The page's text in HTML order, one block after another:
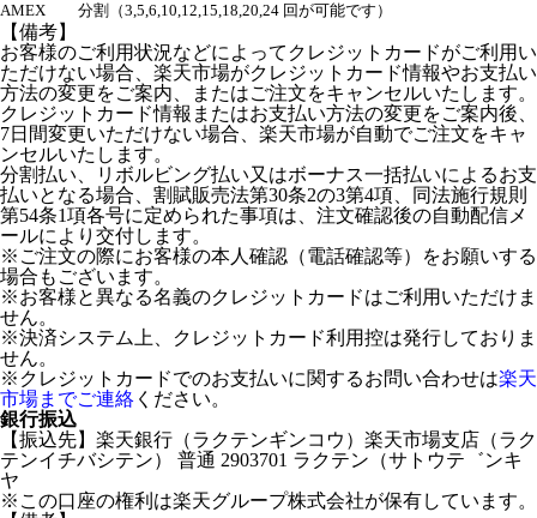
AMEX
分割（3,5,6,10,12,15,18,20,24 回が可能です）
【備考】
お客様のご利用状況などによってクレジットカードがご利用い
ただけない場合、楽天市場がクレジットカード情報やお支払い
方法の変更をご案内、またはご注文をキャンセルいたします。
クレジットカード情報またはお支払い方法の変更をご案内後、
7日間変更いただけない場合、楽天市場が自動でご注文をキャ
ンセルいたします。
分割払い、リボルビング払い又はボーナス一括払いによるお支
払いとなる場合、割賦販売法第30条2の3第4項、同法施行規則
第54条1項各号に定められた事項は、注文確認後の自動配信メ
ールにより交付します。
※ご注文の際にお客様の本人確認（電話確認等）をお願いする
場合もございます。
※お客様と異なる名義のクレジットカードはご利用いただけま
せん。
※決済システム上、クレジットカード利用控は発行しておりま
せん。
※クレジットカードでのお支払いに関するお問い合わせは楽天
市場までご連絡 ください。
銀行振込
【振込先】楽天銀行（ラクテンギンコウ）楽天市場支店（ラク
テンイチバシテン） 普通 2903701 ラクテン（サトウテ゛ンキ
ヤ
※この口座の権利は楽天グループ株式会社が保有しています。